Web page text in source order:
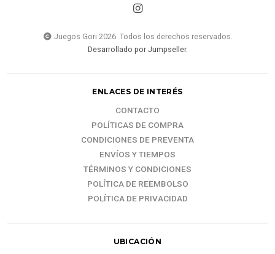
Juegos Gori 2026. Todos los derechos reservados.
Desarrollado por Jumpseller.
ENLACES DE INTERÉS
CONTACTO
POLÍTICAS DE COMPRA
CONDICIONES DE PREVENTA
ENVÍOS Y TIEMPOS
TÉRMINOS Y CONDICIONES
POLÍTICA DE REEMBOLSO
POLÍTICA DE PRIVACIDAD
UBICACIÓN